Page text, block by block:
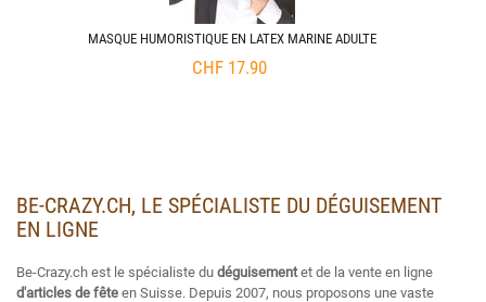
MASQUE HUMORISTIQUE EN LATEX MARINE ADULTE
CHF17.90
BE-CRAZY.CH, LE SPÉCIALISTE DU DÉGUISEMENT
EN LIGNE
Be-Crazy.ch est le spécialiste du déguisementet de la vente en ligne
d'articles de fête en Suisse. Depuis 2007, nous proposons une vaste